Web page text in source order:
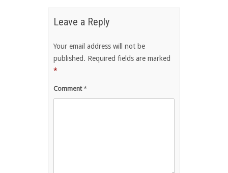
Leave a Reply
Your email address will not be
published. Required fields are marked
*
Comment*